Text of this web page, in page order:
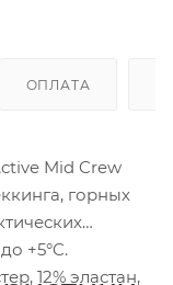
ОПЛАТА
Mid Crew
горных
+5°C.
12% эластан,